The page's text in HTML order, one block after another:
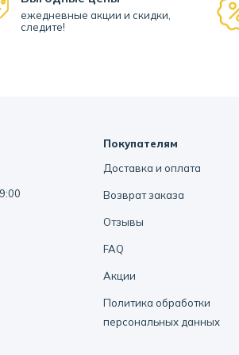
ежедневные акции и скидки,
следите!
Покупателям
Доставка и оплата
Возврат заказа
Отзывы
FAQ
Акции
Политика обработки
персональных данных